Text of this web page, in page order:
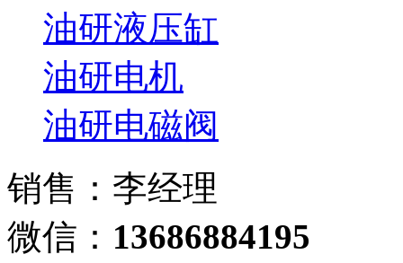
油研液压缸
油研电机
油研电磁阀
销售：李经理
微信： 13686884195